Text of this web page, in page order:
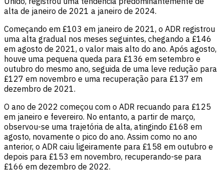
alta de janeiro de 2021 a janeiro de 2024.
Começando em £103 em janeiro de 2021, o ADR registrou
uma alta gradual nos meses seguintes, chegando a £146
em agosto de 2021, o valor mais alto do ano. Após agosto,
houve uma pequena queda para £136 em setembro e
outubro do mesmo ano, seguida de uma leve redução para
£127 em novembro e uma recuperação para £137 em
dezembro de 2021.
O ano de 2022 começou com o ADR recuando para £125
em janeiro e fevereiro. No entanto, a partir de março,
observou-se uma trajetória de alta, atingindo £168 em
agosto, novamente o pico do ano. Assim como no ano
anterior, o ADR caiu ligeiramente para £158 em outubro e
depois para £153 em novembro, recuperando-se para
£166 em dezembro de 2022.